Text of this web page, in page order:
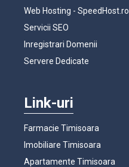
Web Hosting - SpeedHost.ro
Servicii SEO
Inregistrari Domenii
Servere Dedicate
Link-uri
Farmacie Timisoara
Imobiliare Timisoara
Apartamente Timisoara